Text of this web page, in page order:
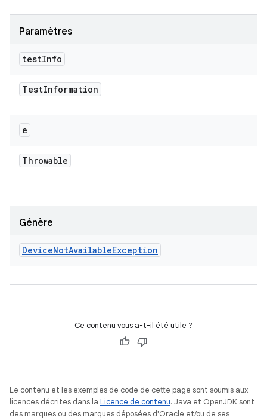
Paramètres
testInfo
TestInformation
e
Throwable
Génère
DeviceNotAvailableException
Ce contenu vous a-t-il été utile ?
Le contenu et les exemples de code de cette page sont soumis aux
licences décrites dans la Licence de contenu. Java et OpenJDK sont
des marques ou des marques déposées d'Oracle et/ou de ses